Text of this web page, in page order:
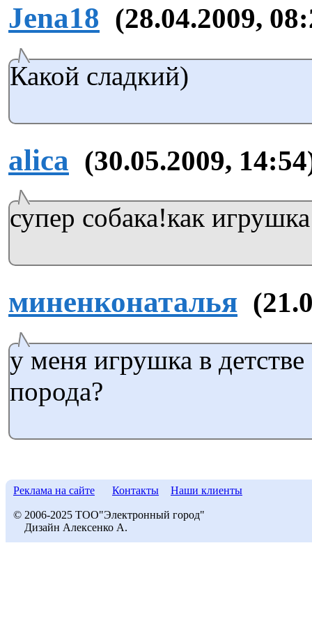
Jena18 (28.04.2009,
Какой сладкий)
alica (30.05.2009,
супер собака!как
миненконаталья
у меня игрушка в детстве
порода?
Реклама на сайте Контакты Наши клиенты
© 2006-2025 ТОО"Электронный город"
Дизайн Алексенко А.